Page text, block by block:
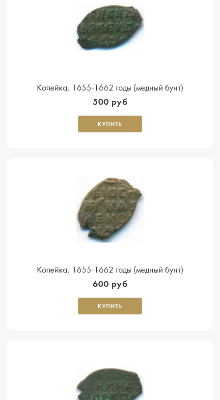
Копейка, 1655-1662 годы (медный бунт)
500 руб
КУПИТЬ
Копейка, 1655-1662 годы (медный бунт)
600 руб
КУПИТЬ